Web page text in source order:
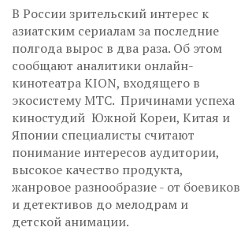
В России зрительский интерес к
азиатским сериалам за последние
полгода вырос в два раза. Об этом
сообщают аналитики онлайн-
кинотеатра KION, входящего в
экосистему МТС. Причинами успеха
киностудий Южной Кореи, Китая и
Японии специалисты считают
понимание интересов аудитории,
высокое качество продукта,
жанровое разнообразие - от боевиков
и детективов до мелодрам и
детской анимации.